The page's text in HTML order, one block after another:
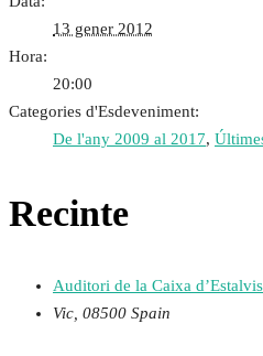
13 gener 2012
Hora:
20:00
Categories d'Esdeveniment:
De l'any 2009 al 2017,
Recinte
Auditori de la Caixa
Vic 08500 Spain